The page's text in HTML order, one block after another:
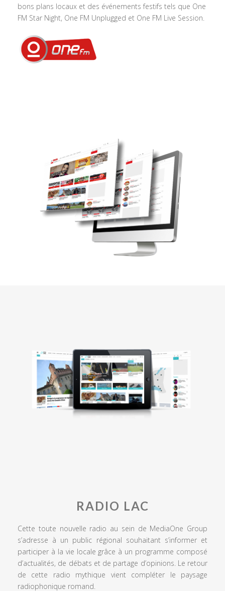
bons plans locaux et des événements festifs tels que One
FM Star Night, One FM Unplugged et One FM Live Session.
RADIO LAC
Cette toute nouvelle radio au sein de MediaOne Group
s’adresse à un public régional souhaitant s’informer et
participer à la vie locale grâce à un programme composé
d’actualités, de débats et de partage d’opinions. Le retour
de cette radio mythique vient compléter le paysage
radiophonique romand.